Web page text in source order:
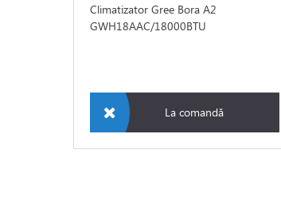
Climatizator Gree Bora A2
GWH18AAC/18000BTU
La comandă